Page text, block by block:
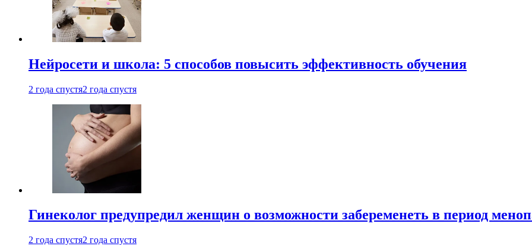
Нейросети и школа: 5 способов повысить эффективность обучения
2 года спустя2 года спустя
Гинеколог предупредил женщин о возможности забеременеть в период
2 года спустя2 года спустя